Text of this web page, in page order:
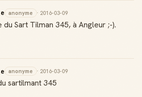
anonyme · 2016-03-09
du Sart Tilman 345, à Angleur ;-).
anonyme · 2016-03-09
sartilmant 345